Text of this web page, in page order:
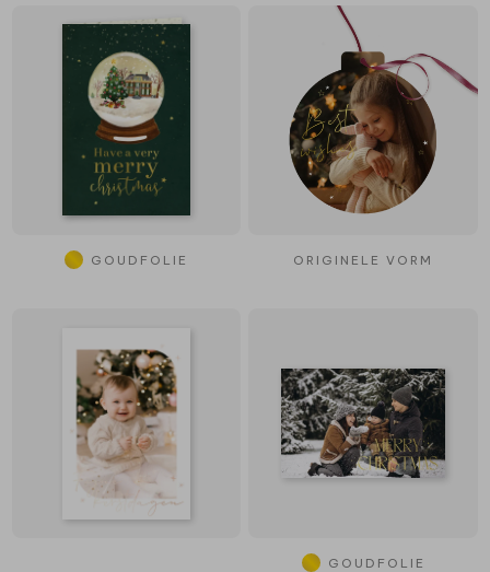
GOUDFOLIE ORIGINELE VORM
GOUDFOLIE